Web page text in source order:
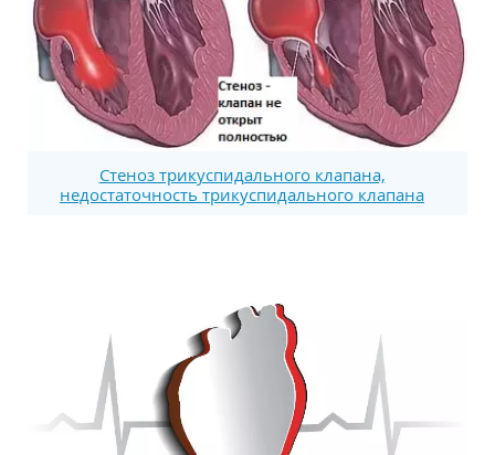
Стеноз трикуспидального клапана,
недостаточность трикуспидального клапана